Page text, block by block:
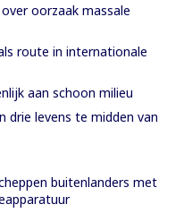
oorzaak massale
route in internationale
aan schoon milieu
drie levens te midden van
buitenlanders met